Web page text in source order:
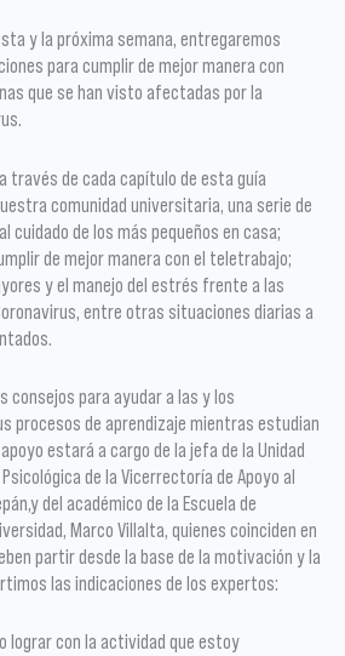
y la próxima semana, entregaremos
para cumplir de mejor manera con
que se han visto afectadas por la
través de cada capítulo de esta guía
comunidad universitaria, una serie de
cuidado de los más pequeños en casa;
de mejor manera con el teletrabajo;
y el manejo del estrés frente a las
entre otras situaciones diarias a
consejos para ayudar a las y los
procesos de aprendizaje mientras estudian
estará a cargo de la jefa de la Unidad
de la Vicerrectoría de Apoyo al
del académico de la Escuela de
Marco Villalta, quienes coinciden en
partir desde la base de la motivación y la
las indicaciones de los expertos:
lograr con la actividad que estoy